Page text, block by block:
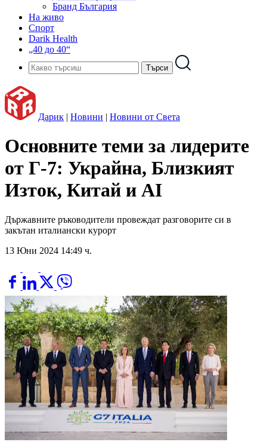
Бранд България
На живо
Спорт
Darik Health
„40 до 40“
Дарик | Новини | Новини от Света
Основните теми за лидерите
от Г-7: Украйна, Близкият
Изток, Китай и AI
Държавните ръководители провеждат разговорите си в
закътан италиански курорт
13 Юни 2024 14:49 ч.